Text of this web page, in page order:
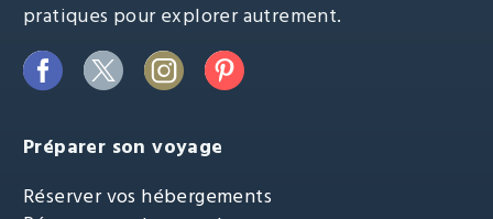
pratiques pour explorer autrement.
Préparer son voyage
Réserver vos hébergements